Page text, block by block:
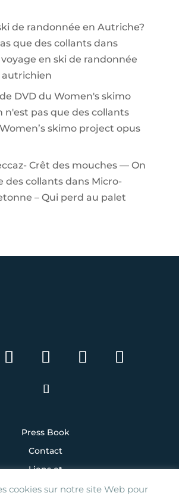
de randonnée en Autriche?
que des collantsdans
en ski de randonnée
autrichien
DVD du Women's skimo
pas que des collants
skimo project opus
Crêt des mouches — On
des collantsdans Micro-
– Qui perd au palet
Press Book
Contact
Liens et
cookies sur notre site Web pour